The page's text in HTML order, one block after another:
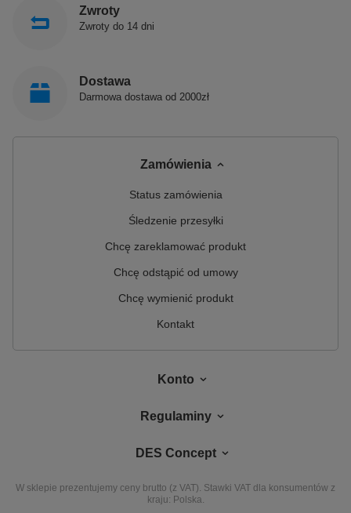
Zwroty
Zwroty do 14 dni
Dostawa
Darmowa dostawa od 2000zł
Zamówienia
Status zamówienia
Śledzenie przesyłki
Chcę zareklamować produkt
Chcę odstąpić od umowy
Chcę wymienić produkt
Kontakt
Konto
Regulaminy
DES Concept
W sklepie prezentujemy ceny brutto (z VAT). Stawki VAT dla konsumentów z
kraju: Polska.